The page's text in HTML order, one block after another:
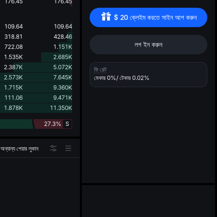
অন্যান্য পেয়ার লুকান
109.64
109.64
318.81
428.46
722.08
1.151K
1.535K
2.685K
2.387K
5.072K
2.573K
7.645K
1.715K
9.360K
111.06
9.471K
1.878K 11.350K
27.3% S
$ 20 ক্লেইম করতে সাইন আপ করুন
লগ ইন করুন
ফি রেট
মেকার 0%/ টেকার 0.02%